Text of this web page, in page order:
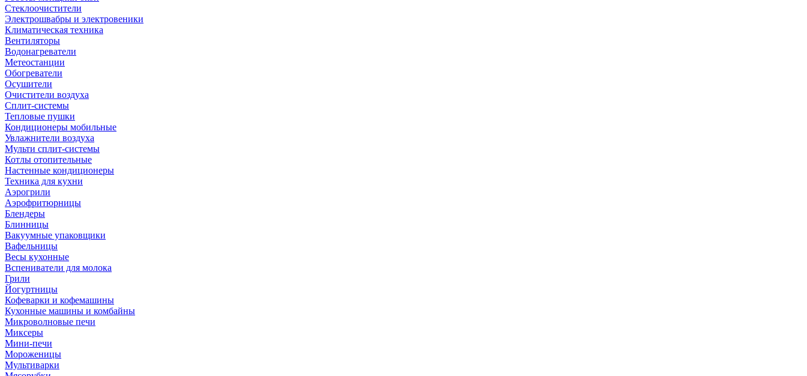
Стеклоочистители
Электрошвабры и электровеники
Климатическая техника
Вентиляторы
Водонагреватели
Метеостанции
Обогреватели
Осушители
Очистители воздуха
Сплит-системы
Тепловые пушки
Кондиционеры мобильные
Увлажнители воздуха
Мульти сплит-системы
Котлы отопительные
Настенные кондиционеры
Техника для кухни
Аэрогрили
Аэрофритюрницы
Блендеры
Блинницы
Вакуумные упаковщики
Вафельницы
Весы кухонные
Вспениватели для молока
Грили
Йогуртницы
Кофеварки и кофемашины
Кухонные машины и комбайны
Микроволновые печи
Миксеры
Мини-печи
Мороженицы
Мультиварки